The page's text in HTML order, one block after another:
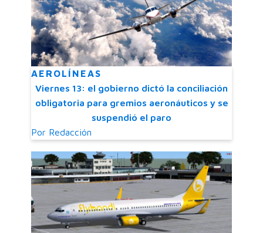
AEROLÍNEAS
Viernes 13: el gobierno dictó la conciliación
obligatoria para gremios aeronáuticos y se
suspendió el paro
Por Redacción